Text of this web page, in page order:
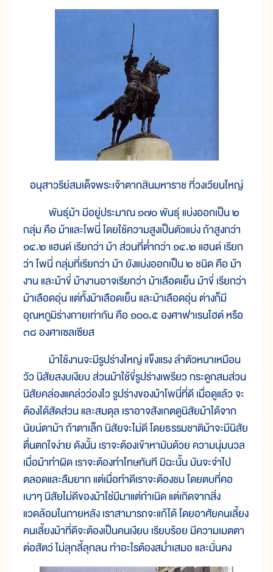
อนุสาวรีย์สมเด็จพระเจ้าตากสินมหาราช ที่วงเวียนใหญ่
พันธุ์ม้า มีอยู่ประมาณ ๑๗๐ พันธุ์ แบ่งออกเป็น ๒
กลุ่ม คือ ม้าและโพนี่ โดยใช้ความสูงเป็นตัวแบ่ง ถ้าสูงกว่า
๑๔.๒ แฮนด์ เรียกว่า ม้า ส่วนที่ต่ำกว่า ๑๔.๒ แฮนด์ เรียก
ว่า โพนี่ กลุ่มที่เรียกว่า ม้า ยังแบ่งออกเป็น ๒ ชนิด คือ ม้า
งาน และม้าขี่ ม้างานอาจเรียกว่า ม้าเลือดเย็น ม้าขี่ เรียกว่า
ม้าเลือดอุ่น แต่ทั้งม้าเลือดเย็น และม้าเลือดอุ่น ต่างก็มี
อุณหภูมิร่างกายเท่ากัน คือ ๑๐๐.๕ องศาฟาเรนไฮต์ หรือ
๓๘ องศาเซลเซียส
ม้าใช้งานจะมีรูปร่างใหญ่ แข็งแรง ลำตัวหนาเหมือน
วัว นิสัยสงบเงียบ ส่วนม้าใช้ขี่รูปร่างเพรียว กระดูกสมส่วน
นิสัยคล่องแคล่วว่องไว รูปร่างของม้าโพนี่ที่ดี เมื่อดูแล้ว จะ
ต้องได้สัดส่วน และสมดุล เราอาจสังเกตดูนิสัยม้าได้จาก
นัยน์ตาม้า ถ้าตาเล็ก นิสัยจะไม่ดี โดยธรรมชาติม้าจะมีนิสัย
ตื่นตกใจง่าย ดังนั้น เราจะต้องเข้าหามันด้วย ความนุ่มนวล
เมื่อม้าทำผิด เราจะต้องทำโทษทันที มิฉะนั้น มันจะจำไป
ตลอดและลืมยาก แต่เมื่อทำดีเราจะต้องชม โดยตบที่คอ
เบาๆ นิสัยไม่ดีของม้าใช่มีมาแต่กำเนิด แต่เกิดจากสิ่ง
แวดล้อมในภายหลัง เราสามารถจะแก้ได้ โดยอาศัยคนเลี้ยง
คนเลี้ยงม้าที่ดีจะต้องเป็นคนเงียบ เรียบร้อย มีความเมตตา
ต่อสัตว์ ไม่ลุกลี้ลุกลน ทำอะไรต้องสม่ำเสมอ และมั่นคง